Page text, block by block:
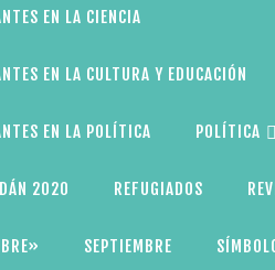
EN LA CIENCIA
EN LA CULTURA Y EDUCACIÓN
EN LA POLÍTICA POLÍTICA
2020 REFUGIADOS
SEPTIEMBRE